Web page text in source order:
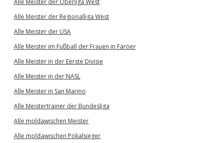
Alle Meister der Oberliga West
Alle Meister der Regionalliga West
Alle Meister der USA
Alle Meister im Fußball der Frauen in Färöer
Alle Meister in der Eerste Divisie
Alle Meister in der NASL
Alle Meister in San Marino
Alle Meistertrainer der Bundesliga
Alle moldawischen Meister
Alle moldawischen Pokalsieger